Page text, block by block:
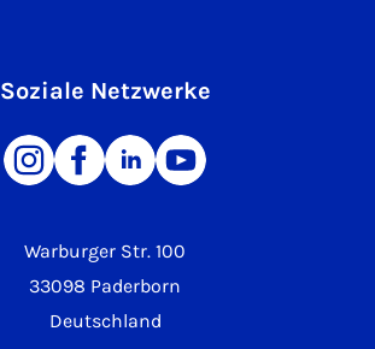
Warburger Str. 100
33098 Paderborn
Deutschland
Soziale Netzwerke